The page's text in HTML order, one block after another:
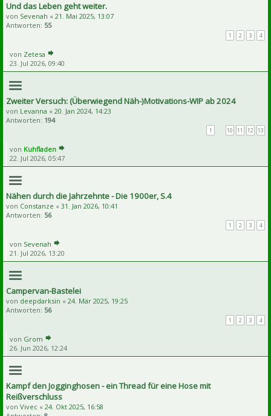
Und das Leben geht weiter.
von Sevenah « 21. Mai 2025, 13:07
Antworten: 55
1 2 3 4
von Zetesa
23. Jul 2026, 09:40
Zweiter Versuch: (Überwiegend Näh-)Motivations-WIP ab 2024
von Levanna « 20. Jan 2024, 14:23
Antworten: 194
1 10 11 12 13
von Kuhfladen
22. Jul 2026, 05:47
Nähen durch die Jahrzehnte - Die 1900er, S.4
von Constanze « 31. Jan 2026, 10:41
Antworten: 56
1 2 3 4
von Sevenah
21. Jul 2026, 13:20
Campervan-Bastelei
von deepdarksin « 24. Mär 2025, 19:25
Antworten: 56
1 2 3 4
von Grom
26. Jun 2026, 12:24
Kampf den Jogginghosen - ein Thread für eine Hose mit
Reißverschluss
von Vivec « 24. Okt 2025, 16:58